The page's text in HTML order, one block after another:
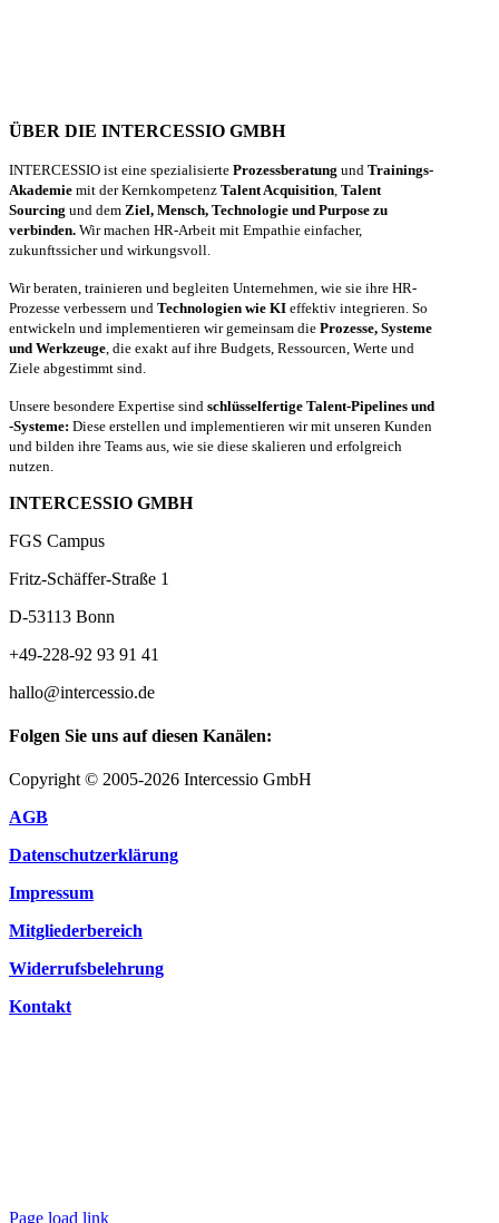
ÜBER DIE INTERCESSIO GMBH
INTERCESSIO ist eine spezialisierte Prozessberatung und Trainings-
Akademie mit der Kernkompetenz Talent Acquisition Talent
Sourcing und dem Ziel, Mensch, Technologie und Purpose zu
verbinden. Wir machen HR-Arbeit mit Empathie einfacher,
zukunftssicher und wirkungsvoll.
Wir beraten, trainieren und begleiten Unternehmen, wie sie ihre HR-
Prozesse verbessern und Technologien wie KI effektiv integrieren. So
entwickeln und implementieren wir gemeinsam die Prozesse, Systeme
und Werkzeuge , die exakt auf ihre Budgets, Ressourcen, Werte und
Ziele abgestimmt sind.
Unsere besondere Expertise sind schlüsselfertige Talent-Pipelines und
-Systeme: Diese erstellen und implementieren wir mit unseren Kunden
und bilden ihre Teams aus, wie sie diese skalieren und erfolgreich
nutzen.
INTERCESSIO GMBH
FGS Campus
Fritz-Schäffer-Straße 1
D-53113 Bonn
+49-228-92 93 91 41
hallo@intercessio.de
Folgen Sie uns auf diesen Kanälen:
Copyright © 2005-2026 Intercessio GmbH
AGB
Datenschutzerklärung
Impressum
Mitgliederbereich
Widerrufsbelehrung
Kontakt
Page load link